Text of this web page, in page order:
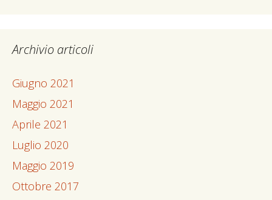
Archivio articoli
Giugno 2021
Maggio 2021
Aprile 2021
Luglio 2020
Maggio 2019
Ottobre 2017